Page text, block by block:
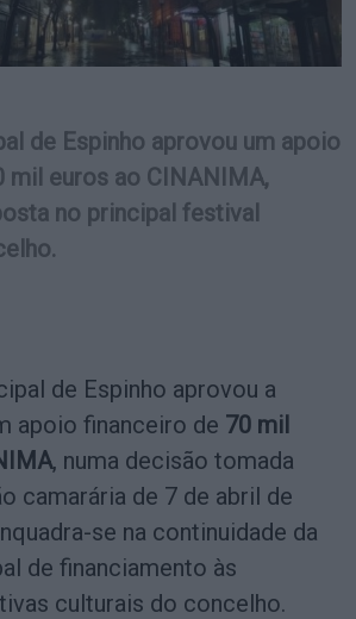
de Espinho aprovou um apoio
mil euros ao CINANIMA,
no principal festival
de Espinho aprovou a
apoio financeiro de 70 mil
, numa decisão tomada
camarária de 7 de abril de
se na continuidade da
de financiamento às
culturais do concelho.